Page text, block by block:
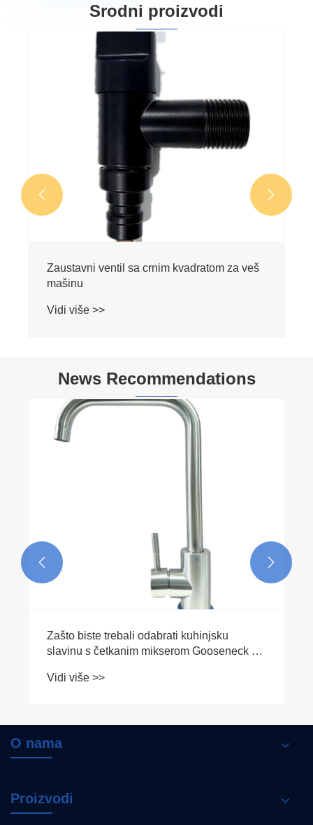
Srodni proizvodi
Bright Chrome Gun Grey Ventil za
zaustavljanje vode za perilicu rublja
Vidi više >>
 
News Recommendations
Šta su muški NPT koljena od 90 stepeni sa
jednim pritiskom i zašto su neophodni za
Vidi više >>
 
O nama
Proizvodi